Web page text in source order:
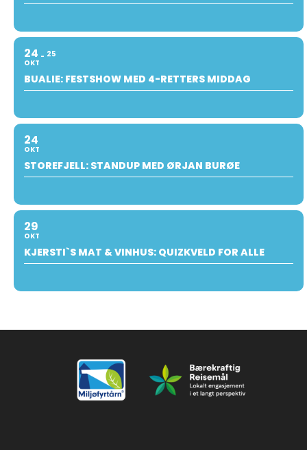
24
OKT
25
BUALIE: FESTSHOW MED 4-RETTERS MIDDAG
24
OKT
STOREFJELL: STANDUP MED ØRJAN BURØE
29
OKT
KJERSTI`S MAT & VINHUS: QUIZKVELD FOR ALLE